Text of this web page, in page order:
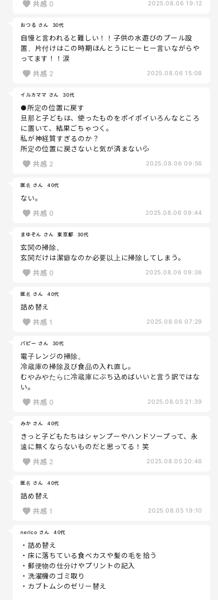
共感 0 2025.08.06 19:12
おつる さん 30代
自慢と言われると難しい！！子供の水遊びのプール設
置、片付けはこの時期ほんとうにヒーヒー言いながらや
ってます！！涙
共感 2 2025.08.06 15:08
イルカママ さん 30代
●所定の位置に戻す
旦那と子どもは、使ったものをポイポイいろんなところ
に置いて、結果ごちゃつく。
私が神経質すぎるのか？
所定の位置に戻さないと気が済まない💦
共感 2 2025.08.06 09:56
匿名 さん 40代
ない。
共感 0 2025.08.06 09:44
まゆぞん さん 東京都 30代
玄関の掃除。
玄関だけは潔癖なのか必要以上に掃除してしまう。
共感 0 2025.08.06 09:36
匿名 さん 40代
詰め替え
共感 1 2025.08.06 07:29
パピー さん 30代
電子レンジの掃除。
冷蔵庫の掃除及び食品の入れ直し。
むやみやたらに冷蔵庫にぶち込めばいいと言う訳ではな
い。
共感 0 2025.08.05 21:39
みか さん 40代
きっと子どもたちはシャンプーやハンドソープって、永
遠に無くならないものだと思ってる！笑
共感 2 2025.08.05 20:46
匿名 さん 40代
詰め替え
共感 1 2025.08.05 19:10
nerico さん 40代
・詰め替え
・床に落ちている食べカスや髪の毛を拾う
・郵便物の仕分けやプリントの記入
・洗濯機のゴミ取り
・カブトムシのゼリー替え